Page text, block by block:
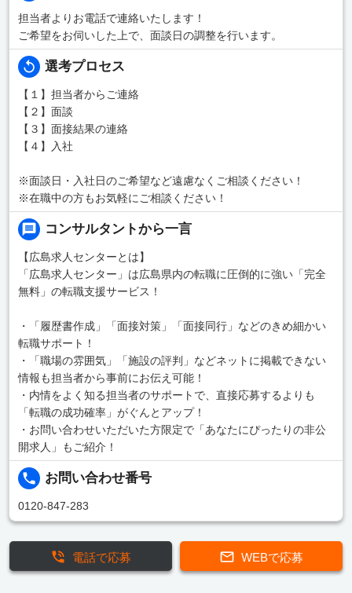
担当者よりお電話で連絡いたします！
ご希望をお伺いした上で、面談日の調整を行います。
選考プロセス
【１】担当者からご連絡
【２】面談
【３】面接結果の連絡
【４】入社
※面談日・入社日のご希望など遠慮なくご相談ください！
※在職中の方もお気軽にご相談ください！
コンサルタントから一言
【広島求人センターとは】
「広島求人センター」は広島県内の転職に圧倒的に強い「完全
無料」の転職支援サービス！
・「履歴書作成」「面接対策」「面接同行」などのきめ細かい
転職サポート！
・「職場の雰囲気」「施設の評判」などネットに掲載できない
情報も担当者から事前にお伝え可能！
・内情をよく知る担当者のサポートで、直接応募するよりも
「転職の成功確率」がぐんとアップ！
・お問い合わせいただいた方限定で「あなたにぴったりの非公
開求人」もご紹介！
お問い合わせ番号
0120-847-283
WEBで応募
電話で応募